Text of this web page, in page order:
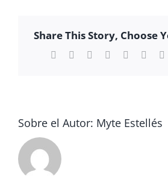
Y
Share This Story, Choose
Facebook Reddit LinkedInWhatsApp
Sobre el Autor: Myte Estellés